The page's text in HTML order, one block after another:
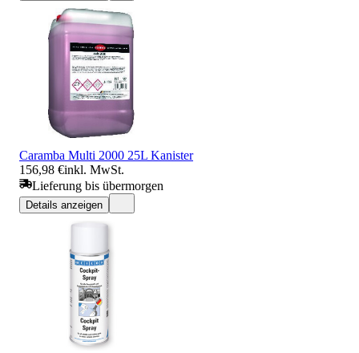
Caramba Multi 2000 25L Kanister
156,98 €inkl. MwSt.
Lieferung bis übermorgen
Details anzeigen